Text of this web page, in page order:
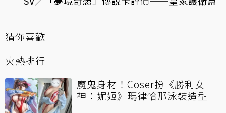
猜你喜歡
火熱排行
魔鬼身材！Coser扮《勝利女
神：妮姬》瑪律恰那泳裝造型